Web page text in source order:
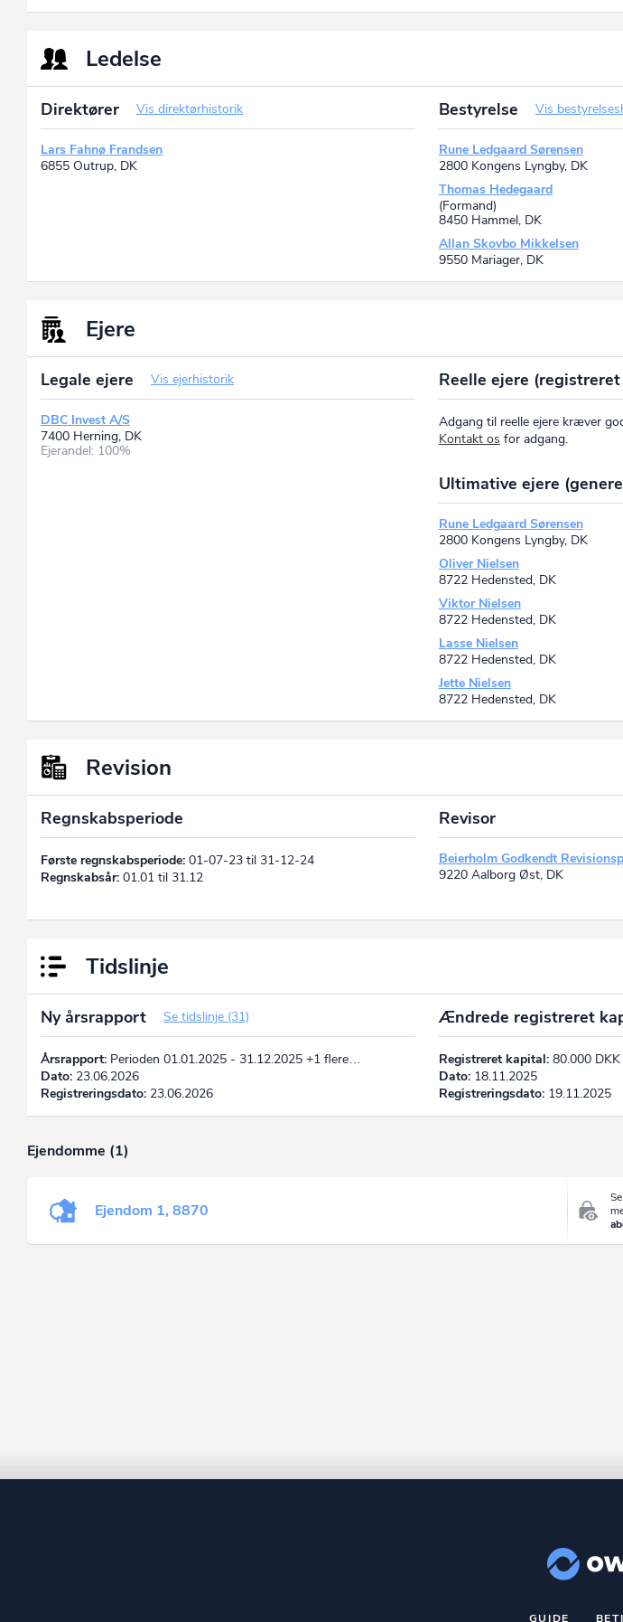
Ledelse
Direktører Vis direktørhistorik
Lars Fahnø Frandsen
6855 Outrup, DK
Bestyrelse Vis
Rune Ledgaard Sørensen
2800 Kongens Lyngby, DK
Thomas Hedegaard
(Formand)
8450 Hammel, DK
Allan Skovbo Mikkelsen
9550 Mariager, DK
Ejere
Legale ejere Vis ejerhistorik
DBC Invest A/S
7400 Herning, DK
Ejerandel: 100%
Reelle ejere
Adgang til reelle ejere kræver
Kontakt os for adgang.
Ultimative ejere
Rune Ledgaard Sørensen
2800 Kongens Lyngby, DK
Oliver Nielsen
8722 Hedensted, DK
Viktor Nielsen
8722 Hedensted, DK
Lasse Nielsen
8722 Hedensted, DK
Jette Nielsen
8722 Hedensted, DK
Revision
Regnskabsperiode
Første regnskabsperiode: 01-07-23 til 31-12-24
Regnskabsår: 01.01 til 31.12
Revisor
Beierholm Godkendt
9220 Aalborg Øst, DK
Tidslinje
Ny årsrapport Se tidslinje (31)
Årsrapport: Perioden 01.01.2025 - 31.12.2025 +1 flere…
Dato: 23.06.2026
Registreringsdato: 23.06.2026
Ændrede registreret
Registreret kapital:80.000 DKK
Dato:18.11.2025
Registreringsdato:19.11.2025
Ejendomme (1)
Se
Ejendom 1, 8870
GUIDE